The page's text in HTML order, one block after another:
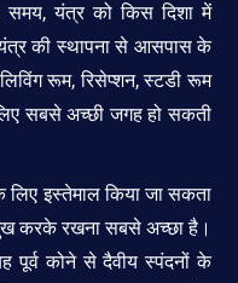
समय, यंत्र को किस दिशा में
यंत्र की स्थापना से आसपास के
रूम, रिसेप्शन, स्टडी रूम
सबसे अच्छी जगह हो सकती
इस्तेमाल किया जा सकता
करके रखना सबसे अच्छा है।
पूर्व कोने से दैवीय स्पंदनों के